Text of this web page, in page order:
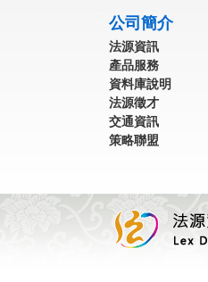
公司簡介
法源資訊
產品服務
資料庫說明
法源徵才
交通資訊
策略聯盟